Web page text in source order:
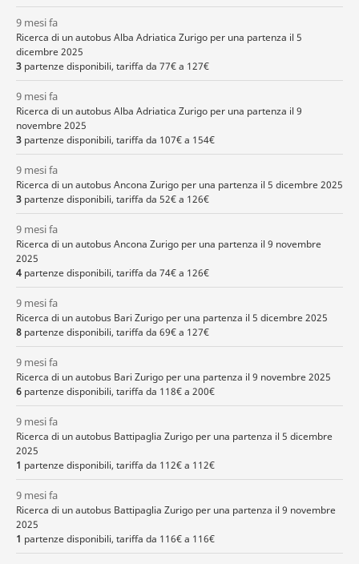
9 mesi fa
Ricerca di un autobus Alba Adriatica Zurigo per una partenza il 5
dicembre 2025
3 partenze disponibili, tariffa da 77€ a 127€
9 mesi fa
Ricerca di un autobus Alba Adriatica Zurigo per una partenza il 9
novembre 2025
3 partenze disponibili, tariffa da 107€ a 154€
9 mesi fa
Ricerca di un autobus Ancona Zurigo per una partenza il 5 dicembre 2025
3 partenze disponibili, tariffa da 52€ a 126€
9 mesi fa
Ricerca di un autobus Ancona Zurigo per una partenza il 9 novembre
2025
4 partenze disponibili, tariffa da 74€ a 126€
9 mesi fa
Ricerca di un autobus Bari Zurigo per una partenza il 5 dicembre 2025
8 partenze disponibili, tariffa da 69€ a 127€
9 mesi fa
Ricerca di un autobus Bari Zurigo per una partenza il 9 novembre 2025
6 partenze disponibili, tariffa da 118€ a 200€
9 mesi fa
Ricerca di un autobus Battipaglia Zurigo per una partenza il 5 dicembre
2025
1 partenze disponibili, tariffa da 112€ a 112€
9 mesi fa
Ricerca di un autobus Battipaglia Zurigo per una partenza il 9 novembre
2025
1 partenze disponibili, tariffa da 116€ a 116€